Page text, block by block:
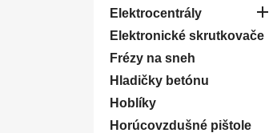
Elektrocentrály 
Elektronické skrutkovače
Frézy na sneh
Hladičky betónu
Hoblíky
Horúcovzdušné pištole